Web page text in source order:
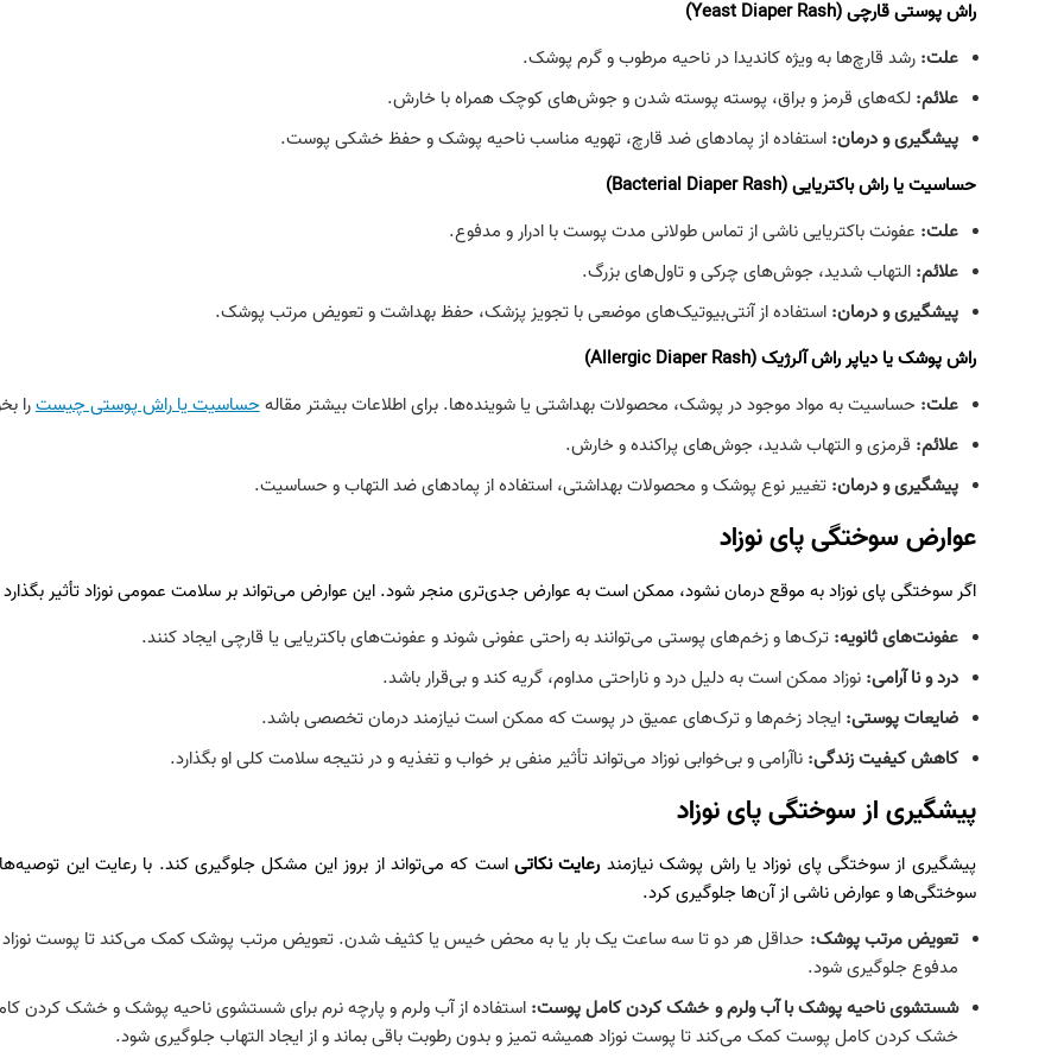
راش پوستی قارچی(Yeast Diaper Rash)
علت:رشد قارچ‌ها به ویژه کاندیدا در ناحیه مرطوب و گرم پوشک.
علائم:لکه‌های قرمز و براق، پوسته‌ پوسته شدن و جوش‌های کوچک همراه با خارش.
پیشگیری و درمان:استفاده از پمادهای ضد قارچ، تهویه مناسب ناحیه پوشک و حفظ خشکی پوست.
حساسیت یا راش باکتریایی(Bacterial Diaper Rash)
علت: عفونت باکتریایی ناشی از تماس طولانی مدت پوست با ادرار و مدفوع.
علائم:التهاب شدید، جوش‌های چرکی و تاول‌های بزرگ.
پیشگیری و درمان:استفاده از آنتی‌بیوتیک‌های موضعی با تجویز پزشک، حفظ بهداشت و تعویض مرتب پوشک.
راش پوشک یا دیاپر راش آلرژیک(Allergic Diaper Rash)
علت:حساسیت به مواد موجود در پوشک، محصولات بهداشتی یا شوینده‌ها. برای اطلاعات بیشتر مقالهحساسیت یا راش پوستی چیسترا
علائم: قرمزی و التهاب شدید، جوش‌های پراکنده و خارش.
پیشگیری و درمان:تغییر نوع پوشک و محصولات بهداشتی، استفاده از پمادهای ضد التهاب و حساسیت.
‏عوارض سوختگی پای نوزاد
اگر سوختگی پای نوزاد به موقع درمان نشود، ممکن است به عوارض جدی‌تری منجر شود. این عوارض می‌تواند بر سلامت عمومی نوزاد تأثیر
عفونت‌های ثانویه:ترک‌ها و زخم‌های پوستی می‌توانند به راحتی عفونی شوند و عفونت‌های باکتریایی یا قارچی ایجاد کنند.
درد و نا آرامی:نوزاد ممکن است به دلیل درد و ناراحتی مداوم، گریه کند و بی‌قرار باشد.
ضایعات پوستی:ایجاد زخم‌ها و ترک‌های عمیق در پوست که ممکن است نیازمند درمان تخصصی باشد.
کاهش کیفیت زندگی:ناآرامی و بی‌خوابی نوزاد می‌تواند تأثیر منفی بر خواب و تغذیه و در نتیجه سلامت کلی او بگذارد.
پیشگیری از سوختگی پای نوزاد
پیشگیری از سوختگی پای نوزاد یا راش پوشک نیازمند رعایت نکاتیاست که می‌تواند از بروز این مشکل جلوگیری کند. با رعایت این
سوختگی‌ها و عوارض ناشی از آن‌ها جلوگیری کرد.
تعویض مرتب پوشک: حداقل هر دو تا سه ساعت یک بار یا به محض خیس یا کثیف شدن. تعویض مرتب پوشک کمک می‌کند تا پوست نوزاد
مدفوع جلوگیری شود.
شستشوی ناحیه پوشک با آب ولرم و خشک کردن کامل پوست: استفاده از آب ولرم و پارچه نرم برای شستشوی ناحیه پوشک و خشک کردن
خشک کردن کامل پوست کمک می‌کند تا پوست نوزاد همیشه تمیز و بدون رطوبت باقی بماند و از ایجاد التهاب جلوگیری شود.